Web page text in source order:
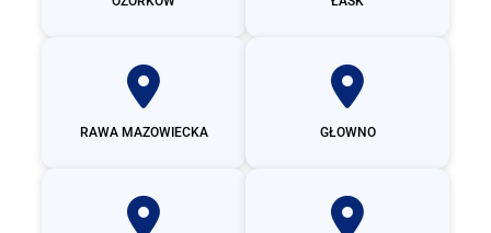
RAWA MAZOWIECKA GŁOWNO